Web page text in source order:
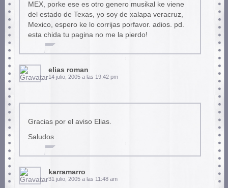
MEX, porke ese es otro genero musikal ke viene
del estado de Texas, yo soy de xalapa veracruz,
Mexico, espero ke lo corrijas porfavor. adios. pd.
esta chida tu pagina no me la pierdo!
elias roman
14 julio, 2005 a las 19:42 pm
Gracias por el aviso Elias.
Saludos
karramarro
31 julio, 2005 a las 11:48 am